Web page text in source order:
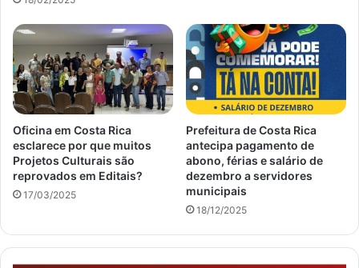
Oficina em Costa Rica
esclarece por que muitos
Projetos Culturais são
reprovados em Editais?
17/03/2025
Prefeitura de Costa Rica
antecipa pagamento de
abono, férias e salário de
dezembro a servidores
municipais
18/12/2025